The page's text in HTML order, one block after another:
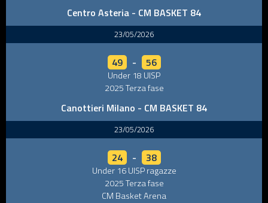
Centro Asteria - CM BASKET 84
23/05/2026
49 - 56
Under 18 UISP
2025 Terza fase
Canottieri Milano - CM BASKET 84
23/05/2026
24 - 38
Under 16 UISP ragazze
2025 Terza fase
CM Basket Arena